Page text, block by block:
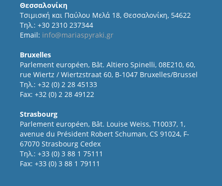
Θεσσαλονίκη
Τσιμισκή και Παύλου Μελά 18, Θεσσαλονίκη, 54622
Τηλ.: +30 2310 237344
Email: info@mariaspyraki.gr
Bruxelles
Parlement européen, Bât. Altiero Spinelli, 08E210, 60,
rue Wiertz / Wiertzstraat 60, B-1047 Bruxelles/Brussel
Τηλ.: +32 (0) 2 28 45133
Fax: +32 (0) 2 28 49122
Strasbourg
Parlement européen, Bât. Louise Weiss, T10037, 1,
avenue du Président Robert Schuman, CS 91024, F-
67070 Strasbourg Cedex
Τηλ.: +33 (0) 3 88 1 75111
Fax: +33 (0) 3 88 1 79111